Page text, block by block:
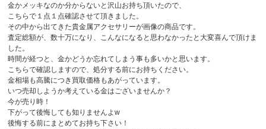
金かメッキなのか分からないと沢山お持ち頂いたので、
こちらで１点１点確認させて頂きました。
その中から出てきた貴金属アクセサリーが画像の商品です。
査定総額が、数十万になり、こんなになると思わなかったと大変喜んで頂けま
した。
時間が経つと、金かどうか忘れてしまう事も多いかと思います。
こちらで確認しますので、処分する前にお持ちください。
金相場も高騰につき買取価格もあがっています。
いつ売却しようか考えている金はございませんか？
今が売り時！
下がって後悔しても知りませんよw
後悔する前にまとめてお持ち下さい！